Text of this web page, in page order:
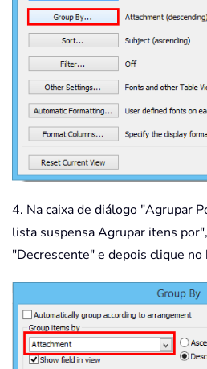
4. Na caixa de diálogo "Agrupar
lista suspensa Agrupar itens
"Decrescente" e depois clique no